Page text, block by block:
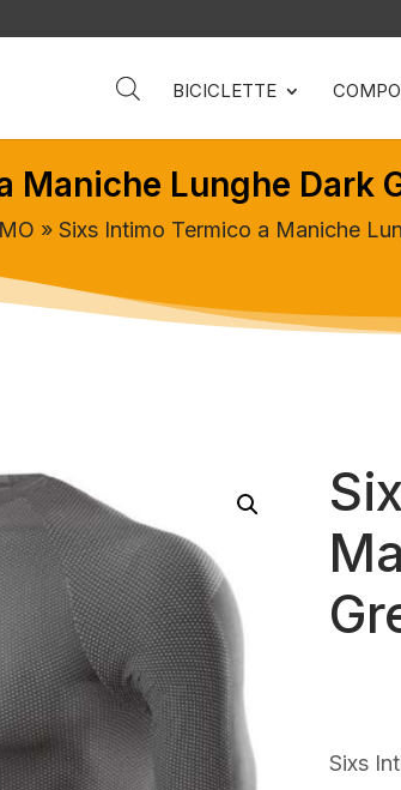
BICICLETTE
Maniche Lunghe Dark
» Sixs Intimo Termico a Maniche
Sixs